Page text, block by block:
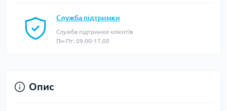
Служба підтримки
Служба підтримки клієнтів
Пн-Пт: 09.00-17.00
Опис